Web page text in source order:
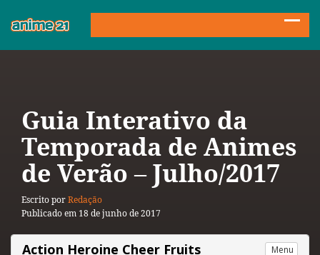
Guia Interativo da
Temporada de Animes
de Verão – Julho/2017
Escrito porRedação
Publicado em 18 de junho de 2017
Action Heroine Cheer Fruits Menu